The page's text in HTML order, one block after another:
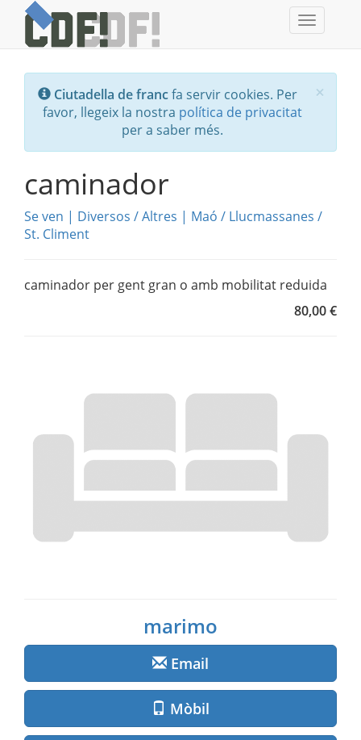
Toggle
×
Ciutadella de francfa servir cookies. Per
favor, llegeix la nostra política de privacitat
per a saber més.
caminador
Se ven | Diversos /Altres | Maó / Llucmassanes /
St. Climent
caminador per gent gran o amb mobilitat reduida
80,00 €
marimo
Email
Mòbil